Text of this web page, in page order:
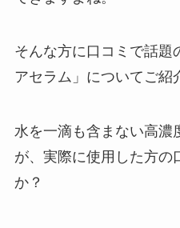
そんな方に口コミで話題
アセラム」についてご紹
水を一滴も含まない高濃
が、実際に使用した方の
か？